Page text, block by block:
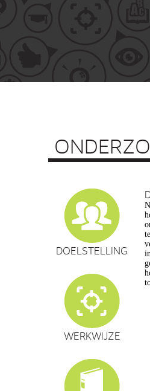
DOELSTELLING
WERKWIJZE